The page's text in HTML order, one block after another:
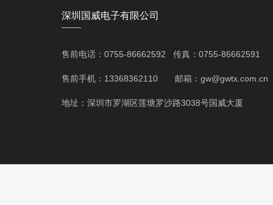
深圳国威电子有限公司
——
售前电话：0755-86662592 传真：0755-86662591
售前手机：13368362110 邮箱：gw@gwtx.com.cn
地址：深圳市罗湖区莲塘罗沙路3038号国威大厦